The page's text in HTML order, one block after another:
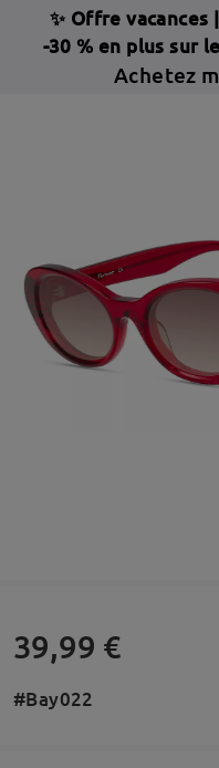
✨ Offre vacances |
-30 % en plus sur
Achetez
39,99 €
#Bay022